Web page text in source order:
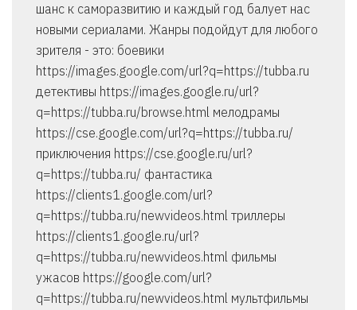
шанс к саморазвитию и каждый год балует нас
новыми сериалами. Жанры подойдут для любого
зрителя - это: боевики
https://images.google.com/url?q=https://tubba.ru
детективы https://images.google.ru/url?
q=https://tubba.ru/browse.html мелодрамы
https://cse.google.com/url?q=https://tubba.ru/
приключения https://cse.google.ru/url?
q=https://tubba.ru/ фантастика
https://clients1.google.com/url?
q=https://tubba.ru/newvideos.html триллеры
https://clients1.google.ru/url?
q=https://tubba.ru/newvideos.html фильмы
ужасов https://google.com/url?
q=https://tubba.ru/newvideos.html мультфильмы